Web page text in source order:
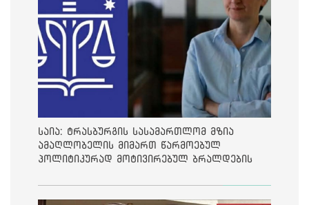
საია: ტრასბურგის სასამართლომ მზია
ამაღლობელის მიმართ წარმოებულ
პოლიტიკურად მოტივირებულ ბრალდების